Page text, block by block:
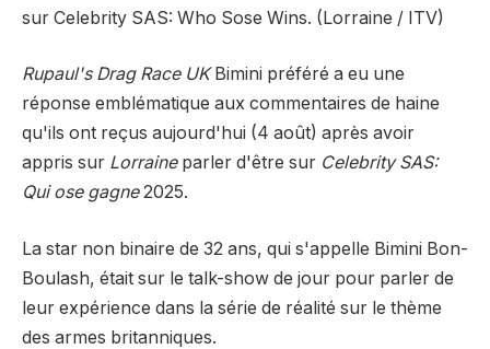
sur Celebrity SAS: Who Sose Wins. (Lorraine / ITV)
Rupaul's Drag Race UKBimini préféré a eu une
réponse emblématique aux commentaires de haine
qu'ils ont reçus aujourd'hui (4 août) après avoir
appris sur Lorraineparler d'être sur Celebrity SAS:
Qui ose gagne2025.
La star non binaire de 32 ans, qui s'appelle Bimini Bon-
Boulash, était sur le talk-show de jour pour parler de
leur expérience dans la série de réalité sur le thème
des armes britanniques.